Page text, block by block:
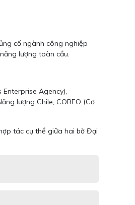
cố ngành công nghiệp
lượng toàn cầu.
Agency),
lượng Chile, CORFO (Cơ
tác cụ thể giữa hai bờ Đại